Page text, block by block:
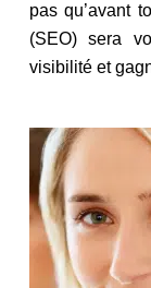
pas qu’avant
(SEO) sera
visibilité et